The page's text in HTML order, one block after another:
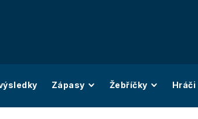
Zápasy Žebříčky Hráči